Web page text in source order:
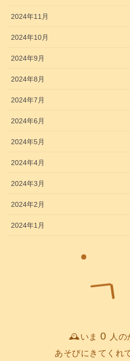
2024年11月
2024年10月
2024年9月
2024年8月
2024年7月
2024年6月
2024年5月
2024年4月
2024年3月
2024年2月
2024年1月
🕰️いま0
人の
あそびにきてくれ